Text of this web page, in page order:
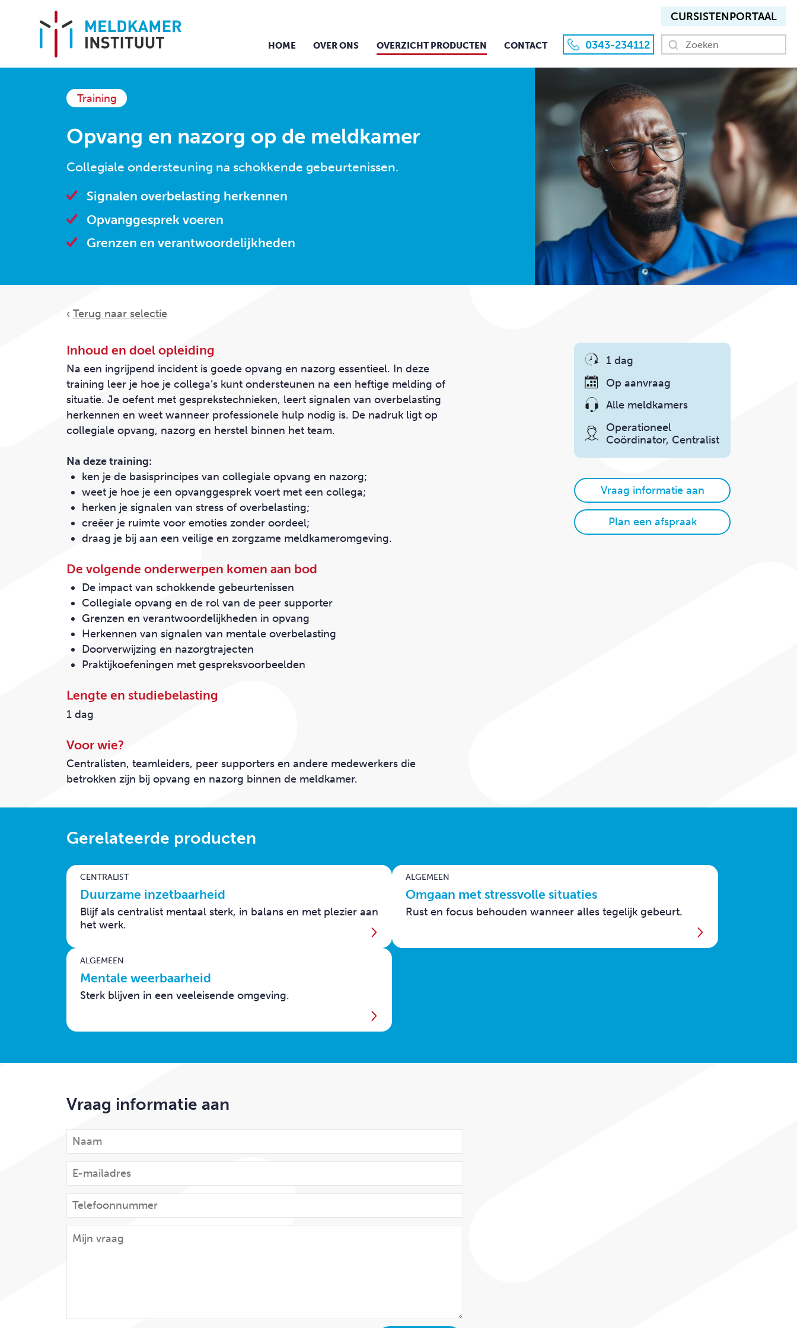
Training
Opvang en nazorg op de meldkamer
Collegiale ondersteuning na schokkende gebeurtenissen.
Signalen overbelasting herkennen
Opvanggesprek voeren
Grenzen en verantwoordelijkheden
‹ Terug naar selectie
1 dag
Op aanvraag
Alle meldkamers
Operationeel
Coördinator, Centralist
Vraag informatie aan
Plan een afspraak
Inhoud en doel opleiding
Na een ingrijpend incident is goede opvang en nazorg essentieel. In deze
training leer je hoe je collega’s kunt ondersteunen na een heftige melding of
situatie. Je oefent met gesprekstechnieken, leert signalen van overbelasting
herkennen en weet wanneer professionele hulp nodig is. De nadruk ligt op
collegiale opvang, nazorg en herstel binnen het team.
Na deze training:
ken je de basisprincipes van collegiale opvang en nazorg;
weet je hoe je een opvanggesprek voert met een collega;
herken je signalen van stress of overbelasting;
creëer je ruimte voor emoties zonder oordeel;
draag je bij aan een veilige en zorgzame meldkameromgeving.
De volgende onderwerpen komen aan bod
De impact van schokkende gebeurtenissen
Collegiale opvang en de rol van de peer supporter
Grenzen en verantwoordelijkheden in opvang
Herkennen van signalen van mentale overbelasting
Doorverwijzing en nazorgtrajecten
Praktijkoefeningen met gespreksvoorbeelden
Lengte en studiebelasting
1 dag
Voor wie?
Centralisten, teamleiders, peer supporters en andere medewerkers die
betrokken zijn bij opvang en nazorg binnen de meldkamer.
Gerelateerde producten
CENTRALIST
Duurzame inzetbaarheid
Blijf als centralist mentaal sterk, in balans en met plezier aan
het werk.
ALGEMEEN
Omgaan met stressvolle situaties
Rust en focus behouden wanneer alles tegelijk gebeurt.
ALGEMEEN
Mentale weerbaarheid
Sterk blijven in een veeleisende omgeving.
Vraag informatie aan
HOME OVER ONS OVERZICHT PRODUCTEN CONTACT 0343-234112
Aanpak en werkwijze
Team
Locaties
OVERZICHT PRODUCTEN
CURSISTEN­PORTAAL